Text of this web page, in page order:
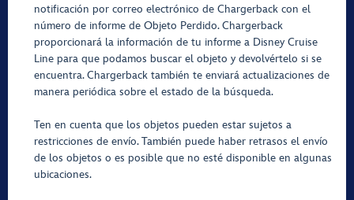
notificación por correo electrónico de Chargerback con el
número de informe de Objeto Perdido. Chargerback
proporcionará la información de tu informe a Disney Cruise
Line para que podamos buscar el objeto y devolvértelo si se
encuentra. Chargerback también te enviará actualizaciones de
manera periódica sobre el estado de la búsqueda.
Ten en cuenta que los objetos pueden estar sujetos a
restricciones de envío. También puede haber retrasos el envío
de los objetos o es posible que no esté disponible en algunas
ubicaciones.